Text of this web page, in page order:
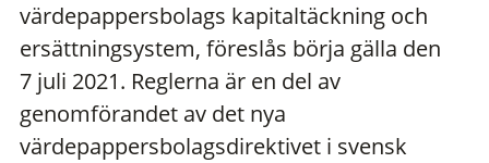
värdepappersbolags kapitaltäckning och
ersättningsystem, föreslås börja gälla den
7 juli 2021. Reglerna är en del av
genomförandet av det nya
värdepappersbolagsdirektivet i svensk